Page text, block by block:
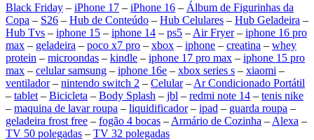
Black Friday – iPhone 17 – iPhone 16 – Álbum de Figurinhas da
Copa – S26 – Hub de Conteúdo – Hub Celulares – Hub Geladeira –
Hub Tvs – iphone 15 – iphone 14 – ps5 – Air Fryer– iphone 16 pro
max – geladeira – poco x7 pro – xbox – iphone – creatina – whey
protein – microondas – kindle – iphone 17 pro max – iphone 15 pro
max – celular samsung – iphone 16e – xbox series s – xiaomi –
ventilador– nintendo switch 2 – Celular– Ar Condicionado Portátil
– tablet – Bicicleta – Body Splash – jbl – redmi note 14 – tenis nike
– maquina de lavar roupa – liquidificador– ipad – guarda roupa –
geladeira frost free – fogão 4 bocas – Armário de Cozinha – Alexa –
TV 50 polegadas – TV 32 polegadas